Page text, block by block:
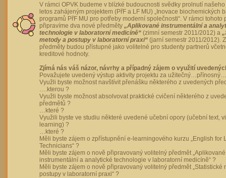
V rámci OPVK budeme v blízké budoucnosti svědky prolnutí
letos zahájeným projektem (PřF a LF MU) „Inovace biochemických
programů PřF MU pro potřeby moderní společnosti“. V rámci tohoto
připravíme dva nové předměty „Aplikované instrumentální a
technologie v laboratorní medicíně“ (zimní semestr 2011/2012) a
metody a postupy v laboratorní praxi“ (jarní semestr 2011/2012).
předměty budou přístupné jako volitelné pro studenty partnerů
kreditové hodnoty.
Zjímá nás váš názor, návrhy a případný zájem o využití
Považujete uvedený výstup aktivity projektu za
Využli byste možnost navštívit přenášku některého z uvedených
….kterou ?
Využli byste možnost absolvovat praktické cvičení některého z
předmětů ?
…které ?
Využili byste ve studiu některé uvedené učební opory (učební text,
learning) ?
…které ?
Měli byste zájem o zpřístupnění e-learningového kurzu „English for
Technicians“ ?
Měli byste zájem o nově připravovaný volitelný předmět „Aplikované
instrumentální a analytické technologie v laboratorní medicíně“ ?
Měli byste zájem o nově připravovaný volitelný předmět „Statistické
postupy v laboratorní praxi“ ?